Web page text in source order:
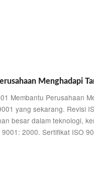
Menghadapi
Membantu Perusahaan
yang sekarang. Revisi
besar dalam teknologi,
2000. Sertifikat ISO